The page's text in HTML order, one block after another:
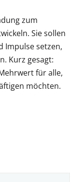
zum
Sie sollen
Impulse setzen,
Kurz gesagt:
für alle,
möchten.